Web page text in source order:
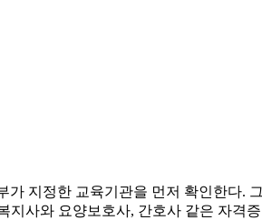
지정한 교육기관을 먼저 확인한다.
사와 요양보호사, 간호사 같은 자격